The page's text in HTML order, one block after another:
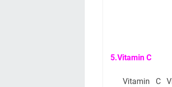
5.Vitamin C
Vitamin C